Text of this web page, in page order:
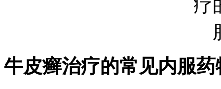
牛皮癣治疗的常见内服药